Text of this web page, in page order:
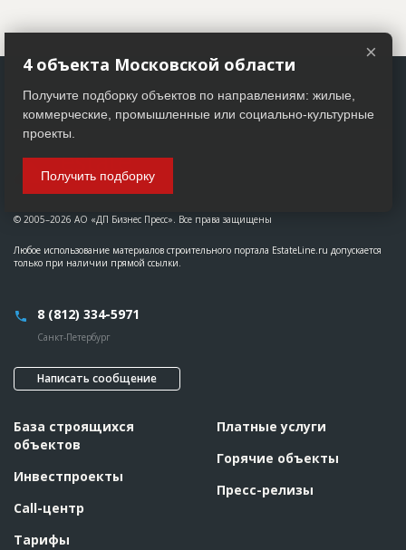
© 2005–2026 АО «ДП Бизнес Пресс». Все права защищены
Любое использование материалов строительного портала EstateLine.ru допускается
только при наличии прямой ссылки.
8 (812) 334-5971
Санкт-Петербург
Написать сообщение
База строящихся
объектов
Инвестпроекты
Call-центр
Тарифы
Платные услуги
Горячие объекты
Пресс-релизы
×
4 объекта Московской области
Получите подборку объектов по направлениям: жилые,
коммерческие, промышленные или социально-культурные
проекты.
Получить подборку